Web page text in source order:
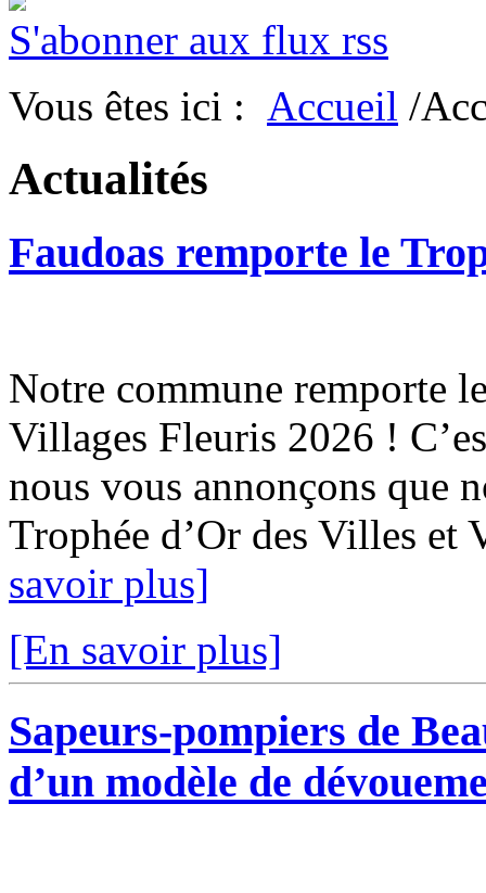
S'abonner aux flux rss
Vous êtes ici : Accueil /
Actualités
Faudoas remporte le
Notre commune remporte
Villages Fleuris 2026 !
nous vous annonçons que
Trophée d’Or des Villes
savoir plus]
[En savoir plus]
Sapeurs-pompiers de
d’un modèle de